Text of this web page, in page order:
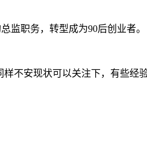
监职务，转型成为90后创业者。
不安现状可以关注下，有些经